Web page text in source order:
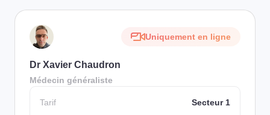
Uniquement en ligne
Dr Xavier Chaudron
Médecin généraliste
Tarif Secteur 1